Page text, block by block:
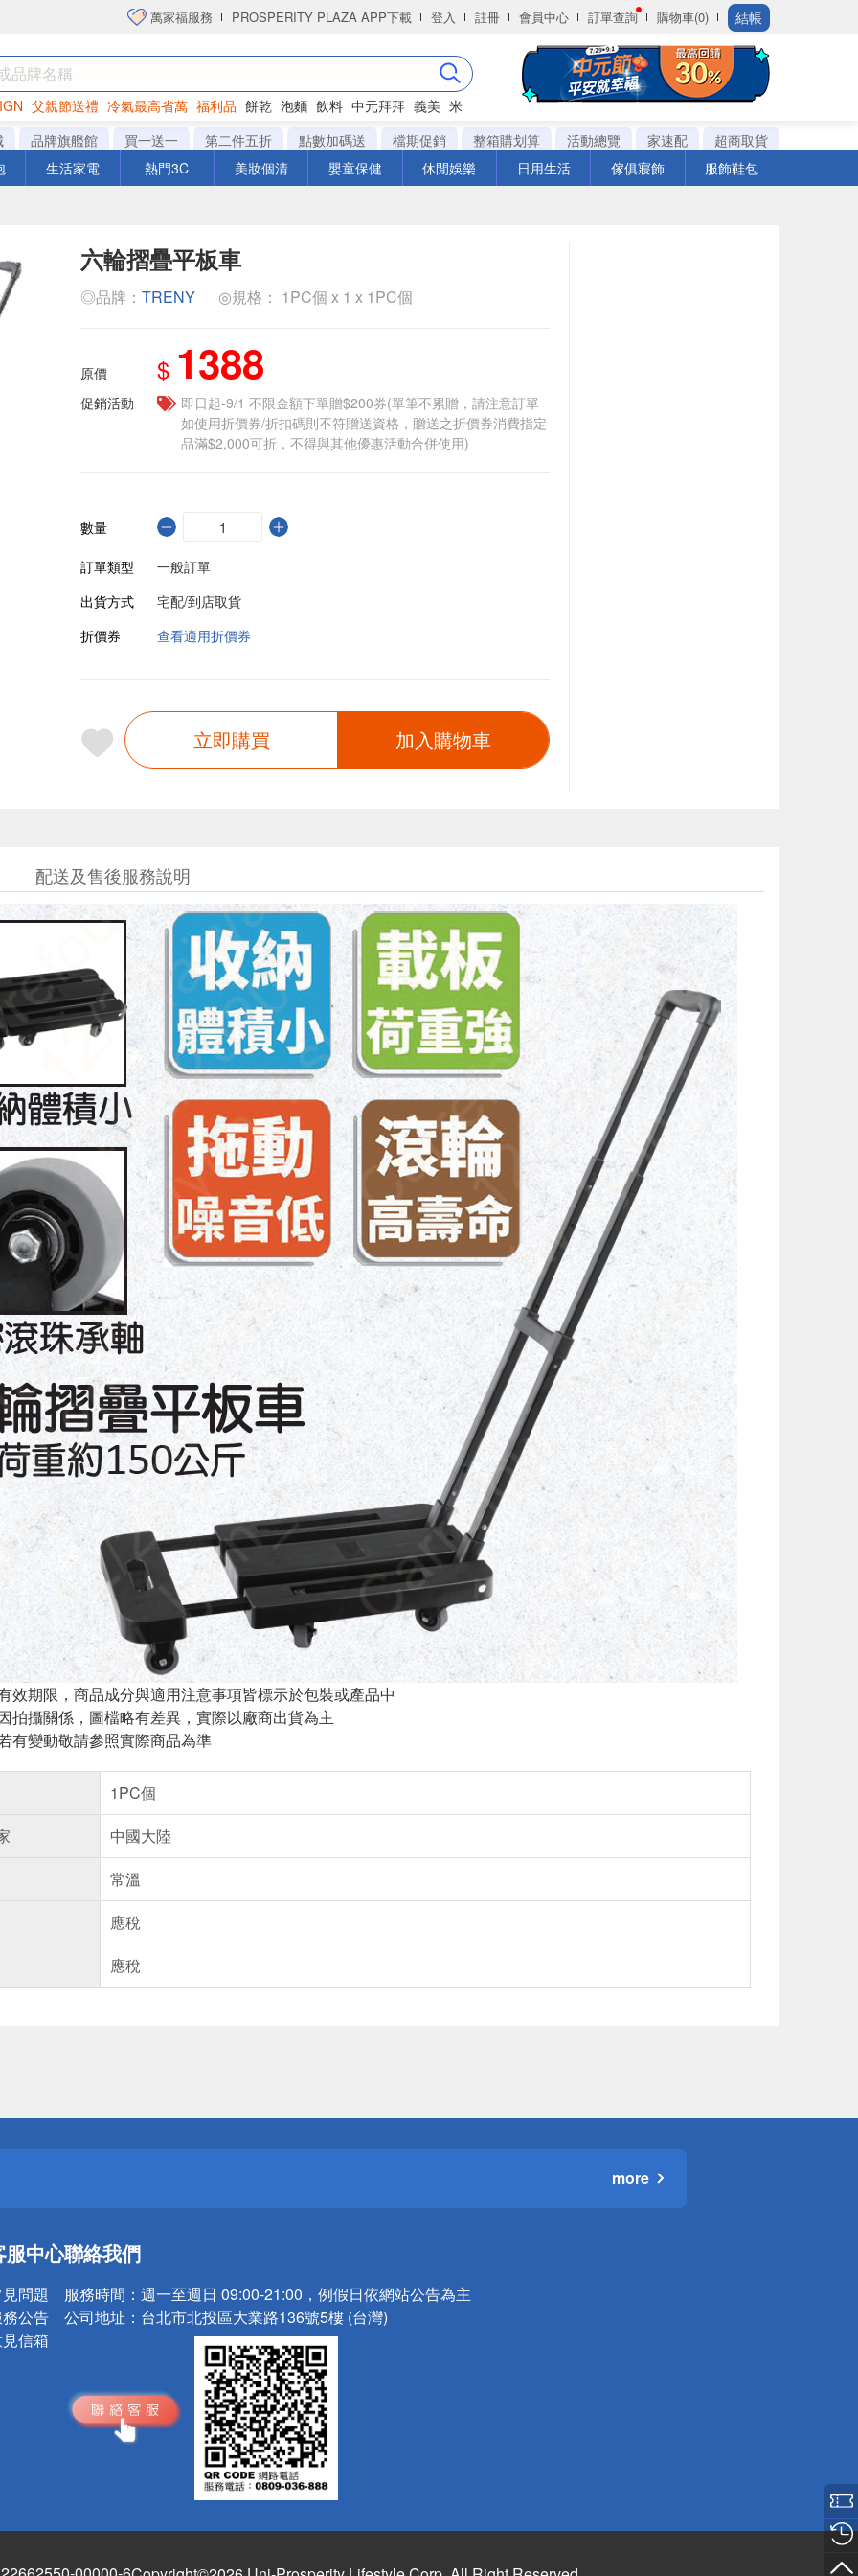
萬家福服務 PROSPERITY PLAZA APP下載 登入 註冊 會員中心 訂單查詢 購物車(0) 結帳
父親節送禮 冷氣最高省萬 福利品 餅乾 泡麵 飲料 中元拜拜 義美 米
衛生紙
品牌旗艦館 買一送一 第二件五折 點數加碼送 檔期促銷 整箱購划算 活動總覽 家速配
超商取貨
生活家電 熱門3C 美妝個清 嬰童保健 休閒娛樂 日用生活 傢俱寢飾 服飾鞋包
六輪摺疊平板車
◎品牌： TRENY ◎規格： 1PC個 x 1 x 1PC個
原價 $ 1388
促銷活動
即日起-9/1 不限金額下單贈$200券(單筆不累贈，請注意訂單
如使用折價券/折扣碼則不符贈送資格，贈送之折價券消費指定
品滿$2,000可折，不得與其他優惠活動合併使用)
數量
訂單類型
一般訂單
出貨方式
宅配/到店取貨
折價券
查看適用折價券
立即購買 加入購物車
配送及售後服務說明
效期限，商品成分與適用注意事項皆標示於包裝或產品中
拍攝關係，圖檔略有差異，實際以廠商出貨為主
有變動敬請參照實際商品為準
1PC個
中國大陸
常溫
應稅
應稅
more
服中心
問題
公告
信箱
聯絡我們
服務時間： 週一至週日 09:00-21:00，例假日依網站公告為主
公司地址： 台北市北投區大業路136號5樓 (台灣)